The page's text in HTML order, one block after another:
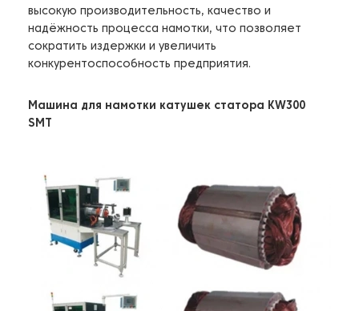
высокую производительность, качество и
надёжность процесса намотки, что позволяет
сократить издержки и увеличить
конкурентоспособность предприятия.
Машина для намотки катушек статора KW300
SMT